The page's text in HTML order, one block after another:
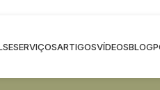
SERVIÇOSARTIGOSVÍDEOSBLOG